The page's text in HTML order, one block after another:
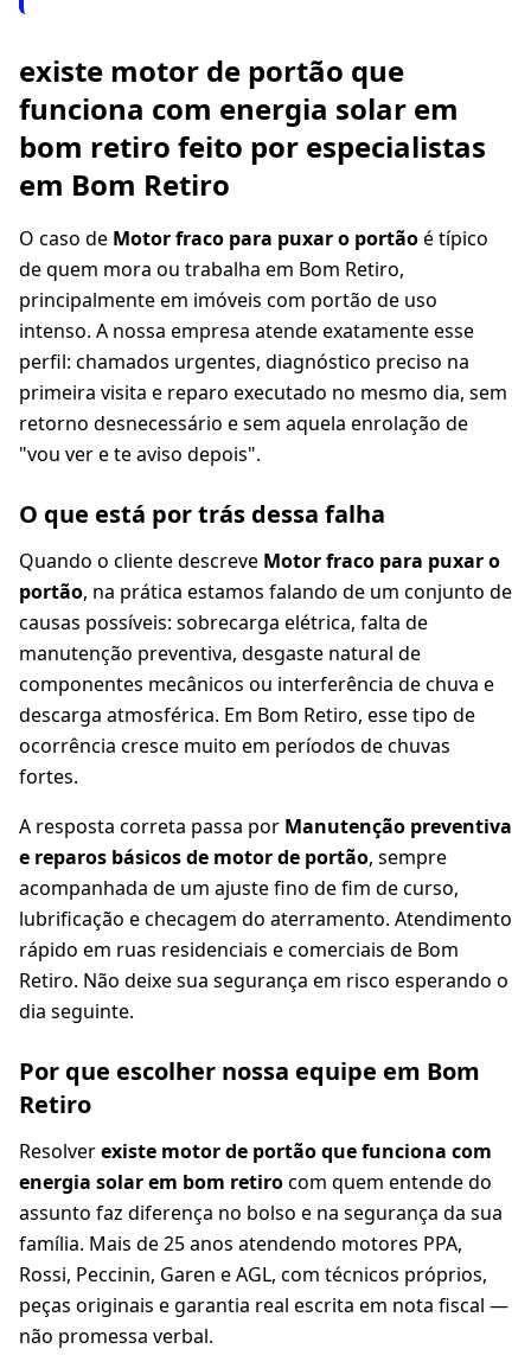
existe motor de portão que
funciona com energia solar em
bom retiro feito por especialistas
em Bom Retiro
O caso de Motor fraco para puxar o portãoé típico
de quem mora ou trabalha em Bom Retiro,
principalmente em imóveis com portão de uso
intenso. A nossa empresa atende exatamente esse
perfil: chamados urgentes, diagnóstico preciso na
primeira visita e reparo executado no mesmo dia, sem
retorno desnecessário e sem aquela enrolação de
"vou ver e te aviso depois".
O que está por trás dessa falha
Quando o cliente descreve Motor fraco para puxar o
portão, na prática estamos falando de um conjunto de
causas possíveis: sobrecarga elétrica, falta de
manutenção preventiva, desgaste natural de
componentes mecânicos ou interferência de chuva e
descarga atmosférica. Em Bom Retiro, esse tipo de
ocorrência cresce muito em períodos de chuvas
fortes.
A resposta correta passa por Manutenção preventiva
e reparos básicos de motor de portão, sempre
acompanhada de um ajuste fino de fim de curso,
lubrificação e checagem do aterramento. Atendimento
rápido em ruas residenciais e comerciais de Bom
Retiro. Não deixe sua segurança em risco esperando o
dia seguinte.
Por que escolher nossa equipe em Bom
Retiro
Resolverexiste motor de portão que funciona com
energia solar em bom retirocom quem entende do
assunto faz diferença no bolso e na segurança da sua
família. Mais de 25 anos atendendo motores PPA,
Rossi, Peccinin, Garen e AGL, com técnicos próprios,
peças originais e garantia real escrita em nota fiscal —
não promessa verbal.